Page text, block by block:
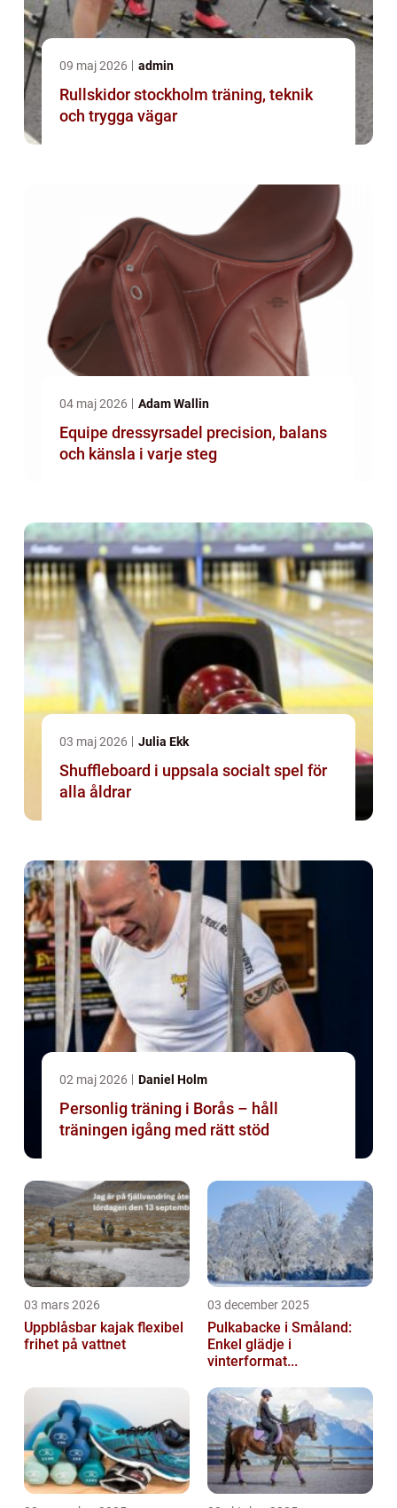
09 maj 2026 admin
Rullskidor stockholm träning, teknik
och trygga vägar
04 maj 2026 Adam Wallin
Equipe dressyrsadel precision, balans
och känsla i varje steg
03 maj 2026 Julia Ekk
Shuffleboard i uppsala socialt spel för
alla åldrar
02 maj 2026 Daniel Holm
Personlig träning i Borås – håll
träningen igång med rätt stöd
03 mars 2026
Uppblåsbar kajak flexibel
frihet på vattnet
03 december 2025
Pulkabacke i Småland:
Enkel glädje i
vinterformat...